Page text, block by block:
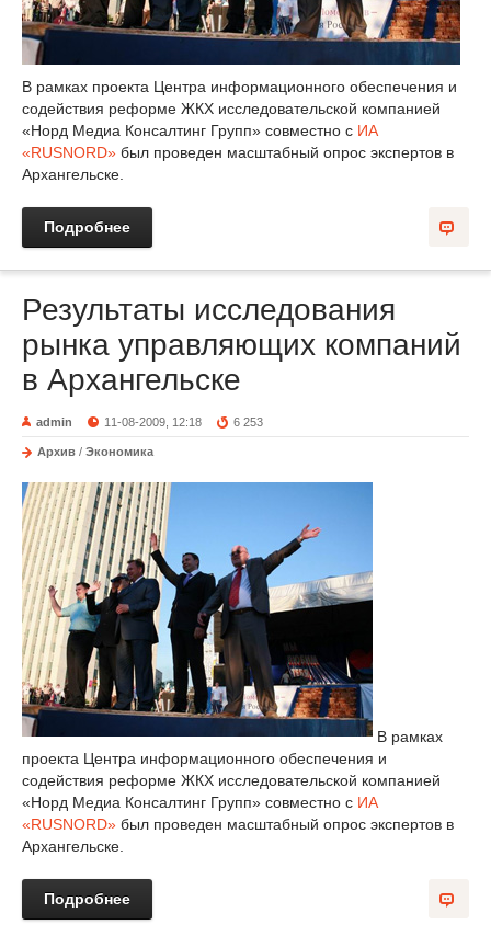
В рамках проекта Центра информационного обеспечения и
содействия реформе ЖКХ исследовательской компанией
«Норд Медиа Консалтинг Групп» совместно с ИА
«RUSNORD» был проведен масштабный опрос экспертов в
Архангельске.
Подробнее
Результаты исследования
рынка управляющих компаний
в Архангельске
admin 11-08-2009, 12:18 6 253
Архив / Экономика
В рамках
проекта Центра информационного обеспечения и
содействия реформе ЖКХ исследовательской компанией
«Норд Медиа Консалтинг Групп» совместно с ИА
«RUSNORD» был проведен масштабный опрос экспертов в
Архангельске.
Подробнее